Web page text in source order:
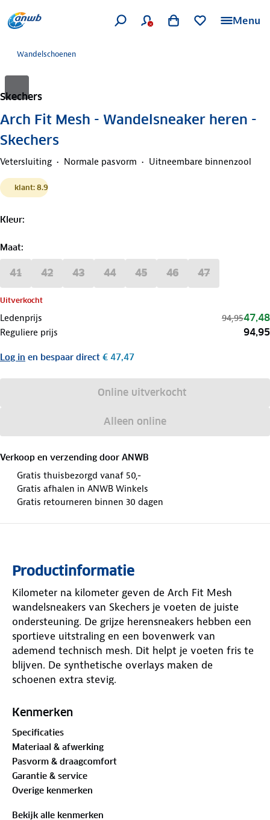
Menu
Wandelschoenen
Skechers
Arch Fit Mesh - Wandelsneaker heren -
Skechers
Vetersluiting Normale pasvorm Uitneembare binnenzool
klant: 8.9
Kleur:
Maat:
41 42 43 44 45 46 47
Uitverkocht
Ledenprijs 94,9547,48
Reguliere prijs 94,95
Log in en bespaar direct € 47,47
Online uitverkocht
Alleen online
Verkoop en verzending door ANWB
Gratis thuisbezorgd vanaf 50,-
Gratis afhalen in ANWB Winkels
Gratis retourneren binnen 30 dagen
Productinformatie
Kilometer na kilometer geven de Arch Fit Mesh
wandelsneakers van Skechers je voeten de juiste
ondersteuning. De grijze herensneakers hebben een
sportieve uitstraling en een bovenwerk van
ademend technisch mesh. Dit helpt je voeten fris te
blijven. De synthetische overlays maken de
schoenen extra stevig.
Het gepatenteerde Arch Fit®-voetbed biedt
voor je voetboog. De Heel Pillow™ in de hiel houdt
je voet stevig op zijn plek. Dankzij de responsieve
ULTRA GO®-demping voelt elke wandeling licht en
soepel aan.
De flexibele buitenzool zorgt voor grip op
Kenmerken
Specificaties
Materiaal & afwerking
Pasvorm & draagcomfort
Garantie & service
Overige kenmerken
Bekijk alle kenmerken